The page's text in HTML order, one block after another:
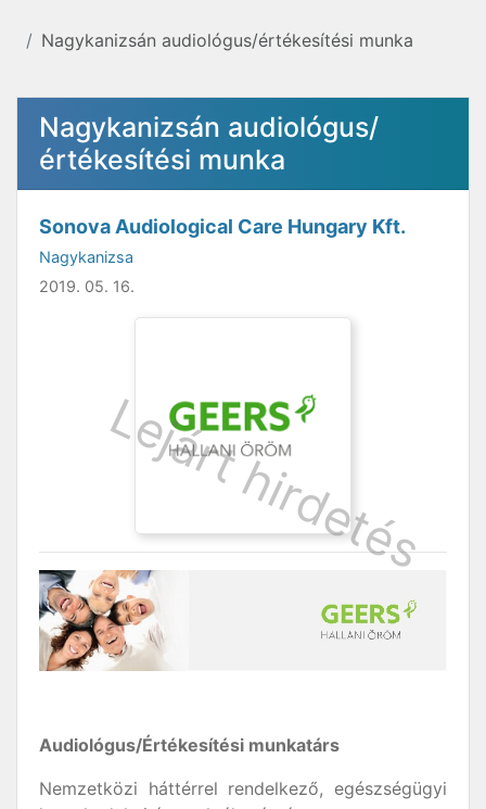
Nagykanizsán audiológus/értékesítési munka
Nagykanizsán audiológus/
értékesítési munka
Sonova Audiological Care Hungary Kft.
Nagykanizsa
2019. 05. 16.
Audiológus/Értékesítési munkatárs
Nemzetközi háttérrel rendelkező, egészségügyi